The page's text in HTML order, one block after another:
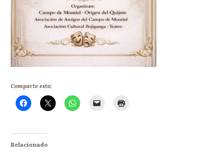
Comparte esto:
Relacionado